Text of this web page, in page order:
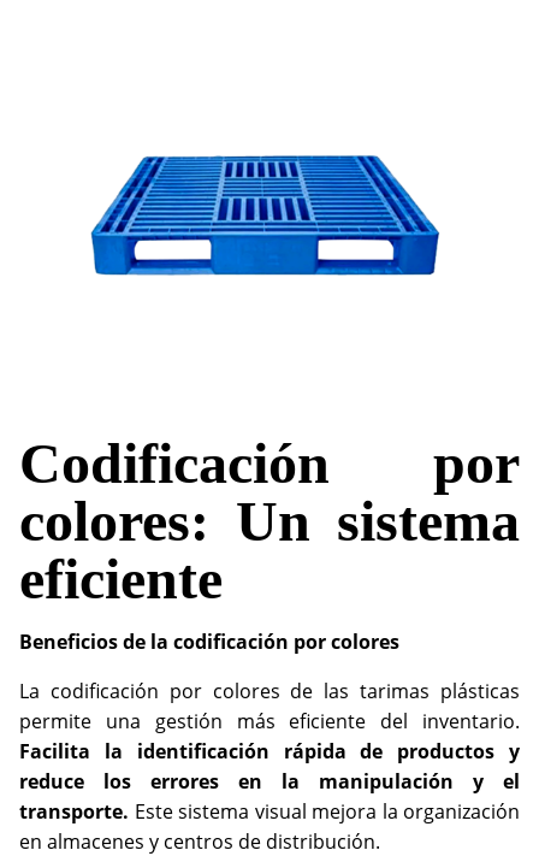
Codificación por
colores: Un sistema
eficiente
Beneficios de la codificación por colores
La codificación por colores de las tarimas plásticas
permite una gestión más eficiente del inventario.
Facilita la identificación rápida de productos y
reduce los errores en la manipulación y el
transporte. Este sistema visual mejora la organización
en almacenes y centros de distribución.